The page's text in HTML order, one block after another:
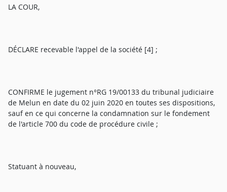
LA COUR,
DÉCLARE recevable l'appel de la société [4] ;
CONFIRME le jugement n°RG 19/00133 du tribunal judiciaire
de Melun en date du 02 juin 2020 en toutes ses dispositions,
sauf en ce qui concerne la condamnation sur le fondement
de l'article 700 du code de procédure civile ;
Statuant à nouveau,